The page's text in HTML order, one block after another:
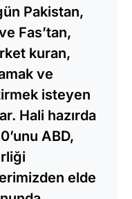
Pakistan,
Fas’tan,
kuran,
ve
isteyen
Hali hazırda
ABD,
elde